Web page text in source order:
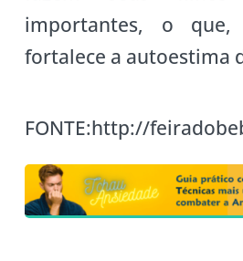
importantes, o
fortalece a autoestima
FONTE:http://